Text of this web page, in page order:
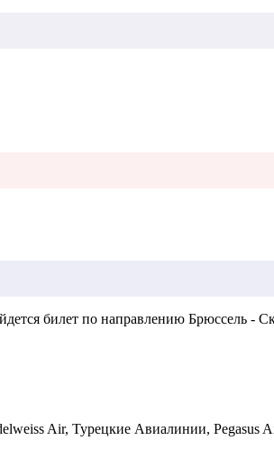
билет по направлению Брюссель -
Air, Турецкие Авиалинии, Pegasus